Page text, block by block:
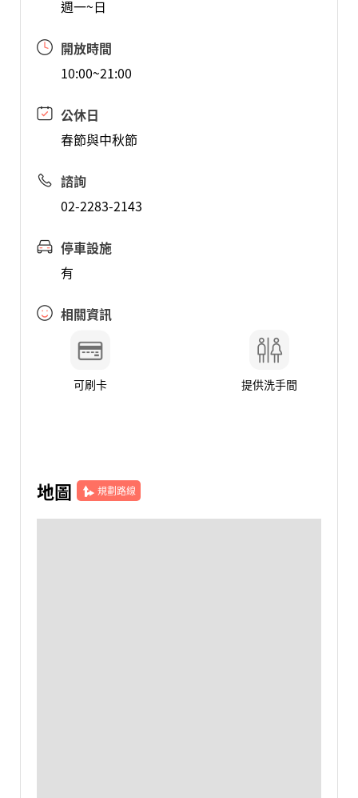
週一~日
開放時間
10:00~21:00
公休日
春節與中秋節
諮詢
02-2283-2143
停車設施
有
相關資訊
可刷卡 提供洗手間
地圖 規劃路線